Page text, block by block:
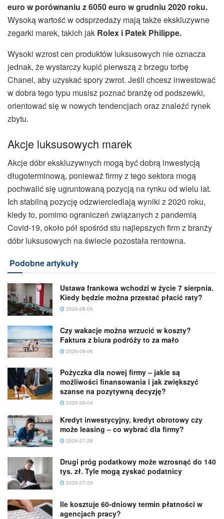
euro w porównaniu z 6050 euro w grudniu 2020 roku.
Wysoką wartość w odsprzedaży mają także ekskluzywne
zegarki marek, takich jak Rolex i Patek Philippe.
Wysoki wzrost cen produktów luksusowych nie oznacza
jednak, że wystarczy kupić pierwszą z brzegu torbę
Chanel, aby uzyskać spory zwrot. Jeśli chcesz inwestować
w dobra tego typu musisz poznać branżę od podszewki,
orientować się w nowych tendencjach oraz znaleźć rynek
zbytu.
Akcje luksusowych marek
Akcje dóbr ekskluzywnych mogą być dobrą inwestycją
długoterminową, ponieważ firmy z tego sektora mogą
pochwalić się ugruntowaną pozycją na rynku od wielu lat.
Ich stabilną pozycję odzwierciedlają wyniki z 2020 roku,
kiedy to, pomimo ograniczeń związanych z pandemią
Covid-19, około pół spośród stu najlepszych firm z branży
dóbr luksusowych na świecie pozostała rentowna.
Podobne artykuły
Ustawa frankowa wchodzi w życie 7 sierpnia.
Kiedy będzie można przestać płacić raty?
2026-08-06
Czy wakacje można wrzucić w koszty?
Faktura z biura podróży to za mało
2026-08-06
Pożyczka dla nowej firmy – jakie są
możliwości finansowania i jak zwiększyć
szanse na pozytywną decyzję?
2026-08-04
Kredyt inwestycyjny, kredyt obrotowy czy
może leasing – co wybrać dla firmy?
2026-07-29
Drugi próg podatkowy może wzrosnąć do 140
tys. zł. Tyle mogą zyskać podatnicy
2026-07-28
Ile kosztuje 60-dniowy termin płatności w
agencjach pracy?